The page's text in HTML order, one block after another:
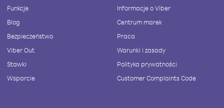
Funkcje
Blog
Bezpieczeństwo
Viber Out
Stawki
Wsparcie
Informacje o Viber
Centrum marek
Praca
Warunki i zasady
Polityka prywatności
Customer Complaints Code